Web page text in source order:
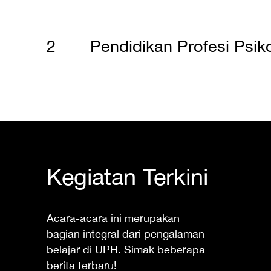
Pendidikan Profesi
Kegiatan Terkini
Acara-acara ini merupakan
bagian integral dari pengalaman
belajar di UPH. Simak beberapa
berita terbaru!